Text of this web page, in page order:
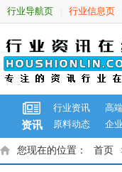
行业导航页 行业信息页
资讯
行业资讯
高
原料动态
企
您现在的位置： 首页